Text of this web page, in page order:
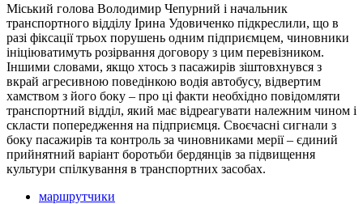
Міський голова Володимир Чепурний і начальник
транспортного відділу Ірина Удовиченко підкреслили, що в
разі фіксації трьох порушень одним підприємцем, чиновники
ініціюватимуть розірвання договору з цим перевізником.
Іншими словами, якщо хтось з пасажирів зіштовхнувся з
вкрай агресивною поведінкою водія автобусу, відвертим
хамством з його боку – про ці факти необхідно повідомляти
транспортний відділ, який має відреагувати належним чином і
скласти попередження на підприємця. Своєчасні сигнали з
боку пасажирів та контроль за чиновниками мерії – єдиний
прийнятний варіант боротьби бердянців за підвищення
культури спілкування в транспортних засобах.
маршрутчики